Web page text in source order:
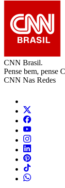
CNN Brasil.
Pense bem, pense
CNN Nas Redes